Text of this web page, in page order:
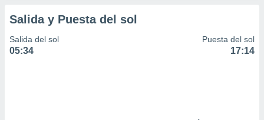
Salida y Puesta del sol
Salida del sol
05:34
Puesta del sol
17:14